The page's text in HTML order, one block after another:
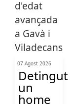
07 Agost 2026
Detingut
un
home